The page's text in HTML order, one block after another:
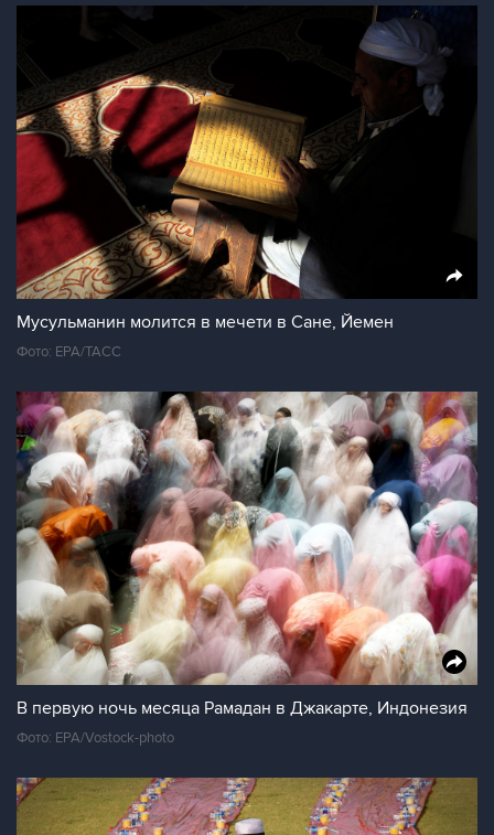
Мусульманин молится в мечети в Сане, Йемен
Фото: ЕРА/ТАСС
В первую ночь месяца Рамадан в Джакарте, Индонезия
Фото: EPA/Vostock-photo